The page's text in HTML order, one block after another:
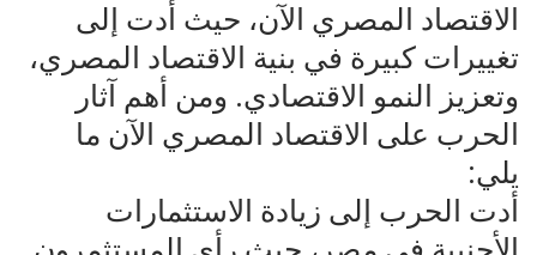
الاقتصاد المصري الآن، حيث أدت إلى
تغييرات كبيرة في بنية الاقتصاد المصري،
وتعزيز النمو الاقتصادي. ومن أهم آثار
الحرب على الاقتصاد المصري الآن ما
يلي:
أدت الحرب إلى زيادة الاستثمارات